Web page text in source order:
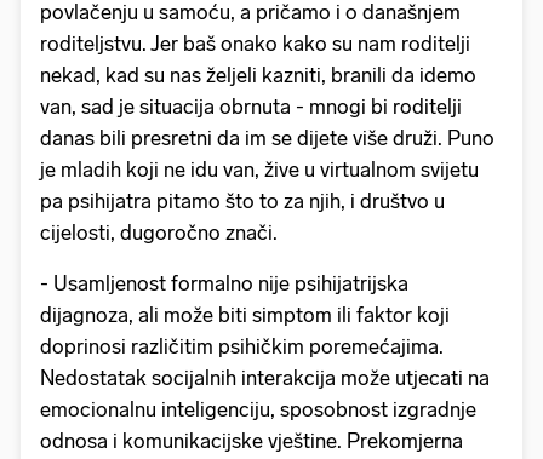
povlačenju u samoću, a pričamo i o današnjem
roditeljstvu. Jer baš onako kako su nam roditelji
nekad, kad su nas željeli kazniti, branili da idemo
van, sad je situacija obrnuta - mnogi bi roditelji
danas bili presretni da im se dijete više druži. Puno
je mladih koji ne idu van, žive u virtualnom svijetu
pa psihijatra pitamo što to za njih, i društvo u
cijelosti, dugoročno znači.
- Usamljenost formalno nije psihijatrijska
dijagnoza, ali može biti simptom ili faktor koji
doprinosi različitim psihičkim poremećajima.
Nedostatak socijalnih interakcija može utjecati na
emocionalnu inteligenciju, sposobnost izgradnje
odnosa i komunikacijske vještine. Prekomjerna